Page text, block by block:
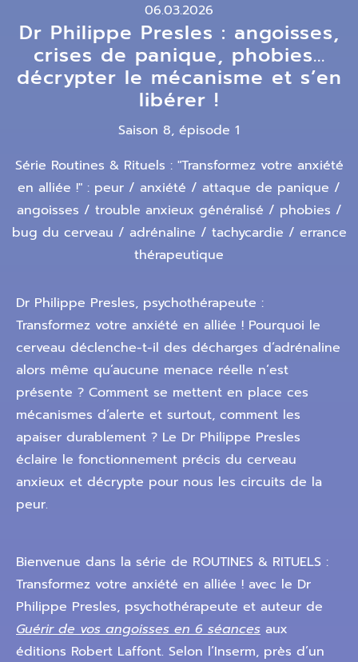
06.03.2026
Dr Philippe Presles : angoisses,
crises de panique, phobies...
décrypter le mécanisme et s’en
libérer !
Saison 8, épisode 1
Série Routines & Rituels : "Transformez votre anxiété
en alliée !" : peur / anxiété / attaque de panique /
angoisses / trouble anxieux généralisé / phobies /
bug du cerveau / adrénaline / tachycardie / errance
thérapeutique
Dr Philippe Presles, psychothérapeute :
Transformez votre anxiété en alliée ! Pourquoi le
cerveau déclenche-t-il des décharges d’adrénaline
alors même qu’aucune menace réelle n’est
présente ? Comment se mettent en place ces
mécanismes d’alerte et surtout, comment les
apaiser durablement ? Le Dr Philippe Presles
éclaire le fonctionnement précis du cerveau
anxieux et décrypte pour nous les circuits de la
peur.
Bienvenue dans la série de ROUTINES & RITUELS :
Transformez votre anxiété en alliée ! avec le Dr
Philippe Presles, psychothérapeute et auteur de
Guérir de vos angoisses en 6 séances aux
éditions Robert Laffont. Selon l’Inserm, près d’un